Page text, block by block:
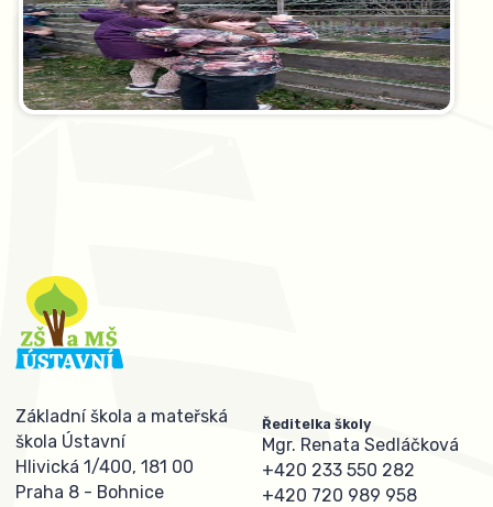
Základní škola a mateřská
škola Ústavní
Hlivická 1/400, 181 00
Praha 8 - Bohnice
Ředitelka školy
Mgr. Renata Sedláčková
+420 233 550 282
+420 720 989 958